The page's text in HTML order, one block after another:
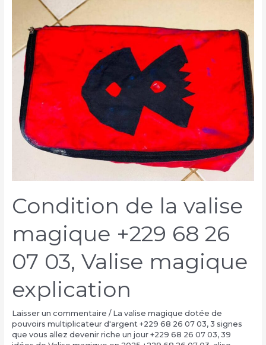
Condition de la valise
magique +229 68 26
07 03, Valise magique
explication
Laisser un commentaire / La valise magique dotée de
pouvoirs multiplicateur d'argent +229 68 26 07 03, 3 signes
que vous allez devenir riche un jour +229 68 26 07 03, 39